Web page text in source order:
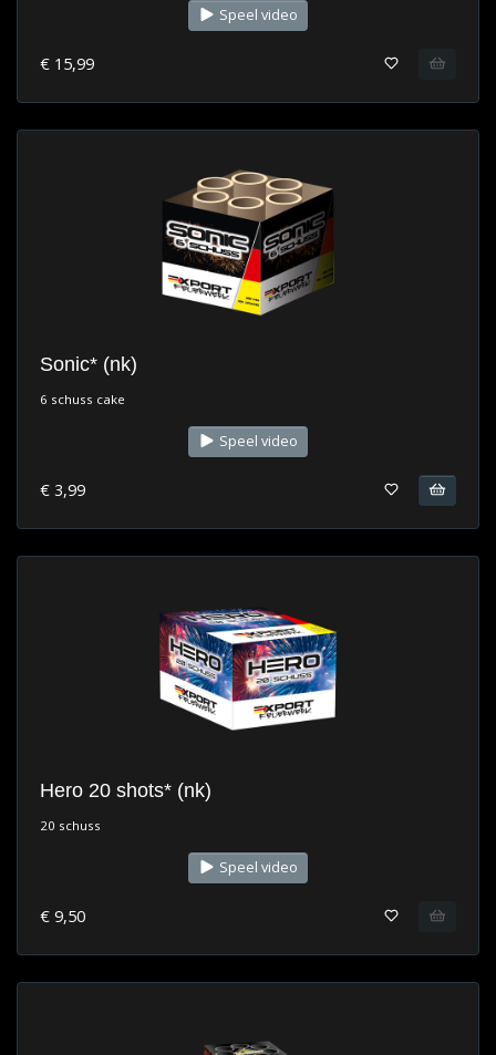
Speel video
€ 15,99
Sonic* (nk)
6 schuss cake
Speel video
€ 3,99
Hero 20 shots* (nk)
20 schuss
Speel video
€ 9,50